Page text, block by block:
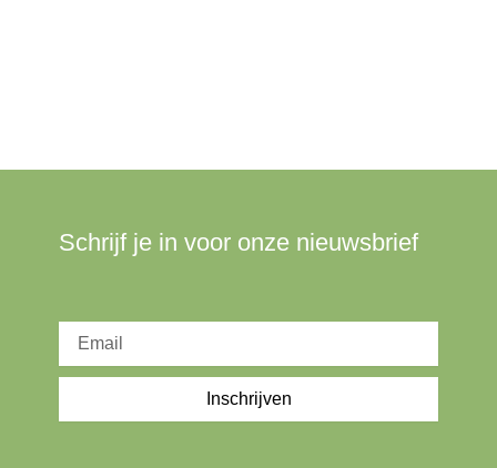
Schrijf je in voor onze nieuwsbrief
Inschrijven